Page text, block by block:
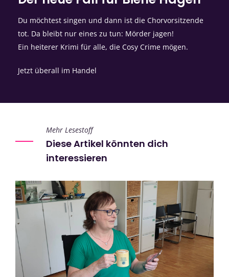
Du möchtest singen und dann ist die Chorvorsitzende
tot. Da bleibt nur eines zu tun: Mörder jagen!
Ein heiterer Krimi für alle, die Cosy Crime mögen.
Jetzt überall im Handel
Mehr Lesestoff
Diese Artikel könnten dich
interessieren